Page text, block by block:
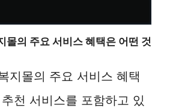
몰의 주요 서비스 혜택은 어떤 것
지몰의 주요 서비스 혜택
천 서비스를 포함하고 있